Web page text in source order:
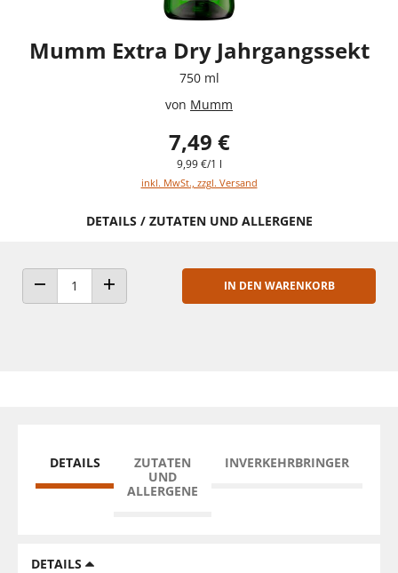
Mumm Extra Dry Jahrgangssekt
750 ml
von Mumm
7,49 €
9,99 €/1 l
inkl. MwSt., zzgl. Versand
DETAILS / ZUTATEN UND ALLERGENE
ANZAHL VERRINGERNANZAHL ERHÖHEN
IN DEN WARENKORB
DETAILS
ZUTATEN
UND
ALLERGENE
INVERKEHRBRINGER
DETAILS